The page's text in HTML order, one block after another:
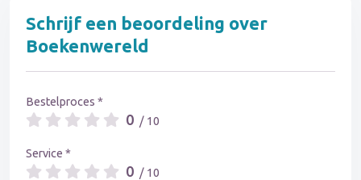
Schrijf een beoordeling over
Boekenwereld
Bestelproces *
0 / 10
Service *
0 / 10